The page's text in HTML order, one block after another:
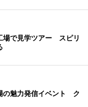
場で見学ツアー スピリ
の魅力発信イベント ク